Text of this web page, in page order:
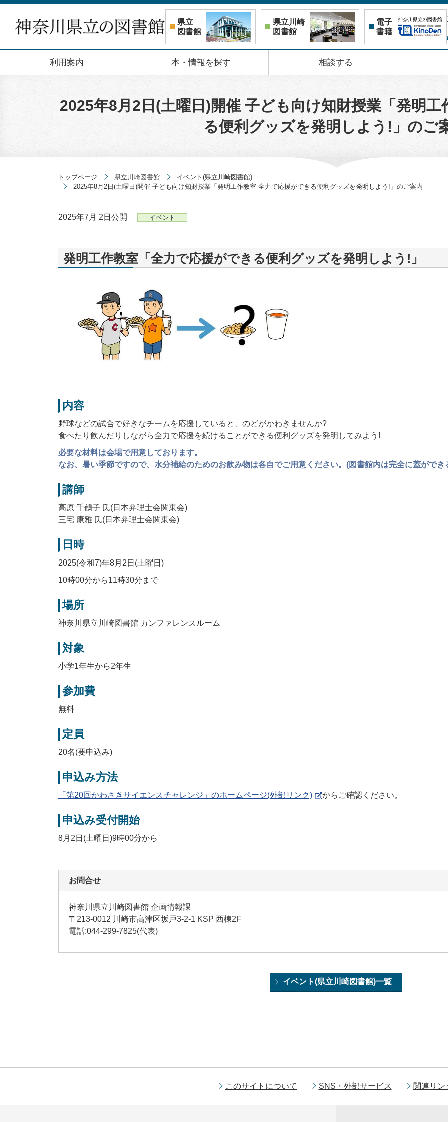
県立
図書館
県立川崎
図書館
電子
書籍
利用案内 本・情報を探す 相談する
2025年8月2日(土曜日)開催 子ども向け知財授業「発明工
る便利グッズを発明しよう!」のご
トップページ 県立川崎図書館
イベント(県立川崎図書館)
2025年8月2日(土曜日)開催 子ども向け知財授業「発明工作教室 全力で応援ができる便利グッズを発明しよう!」のご案内
2025年7月 2日 公開 イベント
発明工作教室「全力で応援ができる便利グッズを発明しよう!」
内容
野球などの試合で好きなチームを応援していると、のどがかわきませんか?
食べたり飲んだりしながら全力で応援を続けることができる便利グッズを発明してみよう!
必要な材料は会場で用意しております。
なお、暑い季節ですので、水分補給のためのお飲み物は各自でご用意ください。(図書館内は完全に蓋ができ
講師
高原 千鶴子 氏(日本弁理士会関東会)
三宅 康雅 氏(日本弁理士会関東会)
日時
2025(令和7)年8月2日(土曜日)
10時00分から11時30分まで
場所
神奈川県立川崎図書館 カンファレンスルーム
対象
小学1年生から2年生
参加費
無料
定員
20名(要申込み)
申込み方法
「第20回かわさきサイエンスチャレンジ」のホームページ(外部リンク) からご確認ください。
申込み受付開始
8月2日(土曜日)9時00分から
お問合せ
神奈川県立川崎図書館 企画情報課
〒213-0012 川崎市高津区坂戸3-2-1 KSP 西棟2F
電話:044-299-7825(代表)
イベント(県立川崎図書館)一覧
このサイトについて SNS・外部サービス 関連リン